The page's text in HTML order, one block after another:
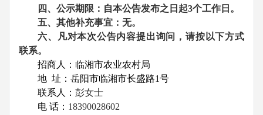
四、公示期限：自本公告发布之日起3个工作日。
五、其他补充事宜：无。
六、凡对本次公告内容提出询问，请按以下方式
联系。
招商人：临湘市农业农村局
地 址：岳阳市临湘市长盛路1号
联系人： 彭女士
电 话： 18390028602